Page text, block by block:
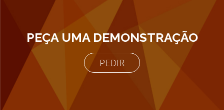
PEÇA UMA DEMONSTRAÇÃO
PEDIR